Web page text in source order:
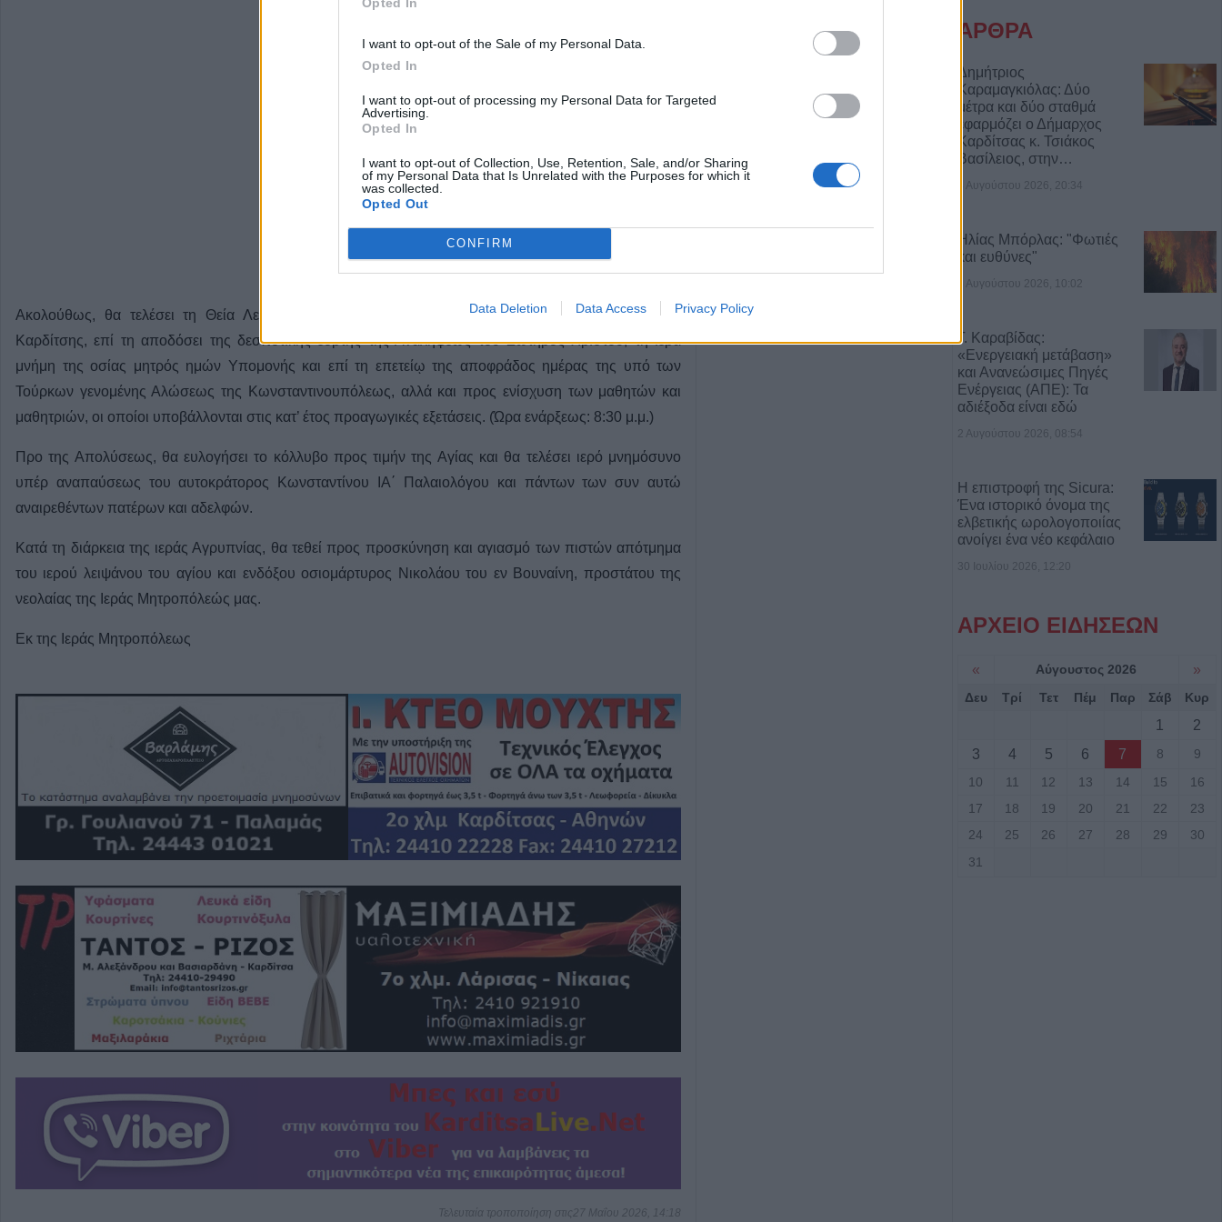
I want to opt-out of the Sale of my Personal Data.
Opted In
I want to opt-out of processing my Personal Data for Targeted
Advertising.
Opted In
I want to opt-out of Collection, Use, Retention, Sale, and/or Sharing
of my Personal Data that Is Unrelated with the Purposes for which it
was collected.
Opted Out
CONFIRM
Data Deletion Data Access Privacy Policy
Ακολούθως, θα τελέσει τη Θεία Λειτουργία της ιεράς Αγρυπνίας στον Ιερό Ναό Ευαγγελιστρίας
Καρδίτσης, επί τη αποδόσει της δεσποτικής εορτής της Αναλήψεως του Σωτήρος Χριστού, τη ιερά
μνήμη της οσίας μητρός ημών Υπομονής και επί τη επετείῳ της αποφράδος ημέρας της υπό των
Τούρκων γενομένης Αλώσεως της Κωνσταντινουπόλεως, αλλά και προς ενίσχυση των μαθητών και
μαθητριών, οι οποίοι υποβάλλονται στις κατ’ έτος προαγωγικές εξετάσεις. (Ώρα ενάρξεως: 8:30 μ.μ.)
Προ της Απολύσεως, θα ευλογήσει το κόλλυβο προς τιμήν της Αγίας και θα τελέσει ιερό μνημόσυνο
υπέρ αναπαύσεως του αυτοκράτορος Κωνσταντίνου ΙΑ΄ Παλαιολόγου και πάντων των συν αυτώ
αναιρεθέντων πατέρων και αδελφών.
Κατά τη διάρκεια της ιεράς Αγρυπνίας, θα τεθεί προς προσκύνηση και αγιασμό των πιστών απότμημα
του ιερού λειψάνου του αγίου και ενδόξου οσιομάρτυρος Νικολάου του εν Βουναίνη, προστάτου της
νεολαίας της Ιεράς Μητροπόλεώς μας.
Εκ της Ιεράς Μητροπόλεως
Τελευταία τροποποίηση στις27 Μαΐου 2026, 14:18
6 Αυγούστου 2026, 22:48
τραυματίες
Συρία: Δύο νεκροί και 13
τραυματίες από έκρηξη βόμβας σε
6 Αυγούστου 2026, 20:28
προστασίας για τον Ιό του Δυτικού
ΑΡΘΡΑ
Δημήτριος
Καραμαγκιόλας: Δύο
μέτρα και δύο σταθμά
εφαρμόζει ο Δήμαρχος
Καρδίτσας κ. Τσιάκος
Βασίλειος, στην…
4 Αυγούστου 2026, 20:34
Ηλίας Μπόρλας: "Φωτιές
και ευθύνες"
3 Αυγούστου 2026, 10:02
Γ. Καραβίδας:
«Ενεργειακή μετάβαση»
και Ανανεώσιμες Πηγές
Ενέργειας (ΑΠΕ): Τα
αδιέξοδα είναι εδώ
2 Αυγούστου 2026, 08:54
Η επιστροφή της Sicura:
Ένα ιστορικό όνομα της
ελβετικής ωρολογοποιίας
ανοίγει ένα νέο κεφάλαιο
30 Ιουλίου 2026, 12:20
ΑΡΧΕΙΟ ΕΙΔΗΣΕΩΝ
« Αύγουστος 2026 »
Δευ Τρί Τετ Πέμ Παρ Σάβ Κυρ
1
2
3
4 5 6 7 8
9
10
11 12 13 14 15
16
17
18 19 20 21 22
23
24
25 26 27 28 29
30
31